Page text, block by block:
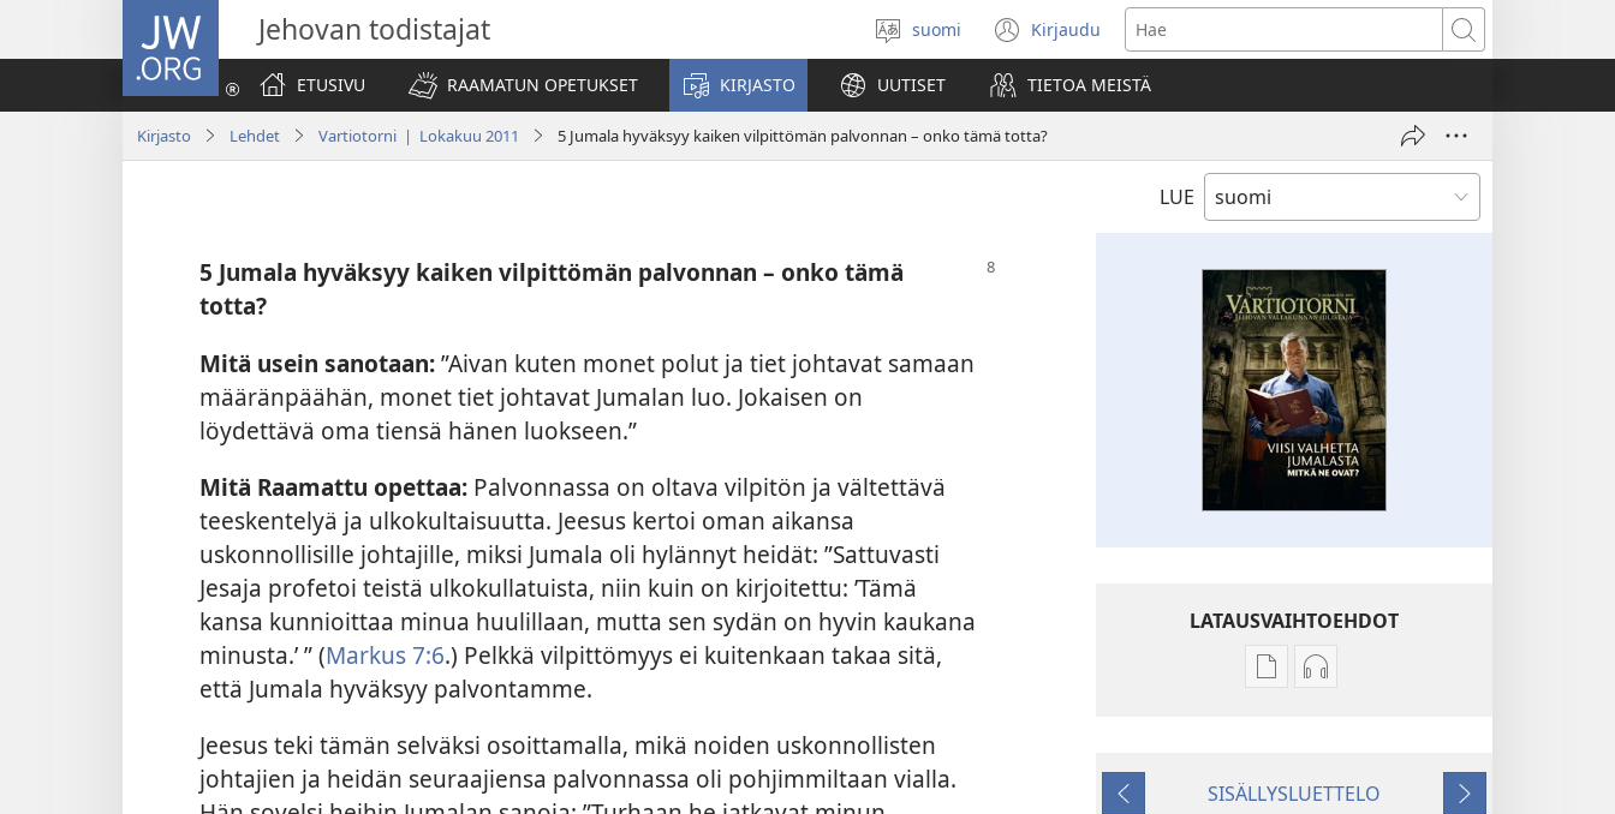
JW.ORG Jehovan todistajat
Valitse
kieli
suomi Kirjaudu
(avaa
uuden
ikkunan)
Hae
ETUSIVU
RAAMATUN OPETUKSET KIRJASTO UUTISET TIETOA MEISTÄ
Kirjasto Lehdet Vartiotorni | Lokakuu 2011 5 Jumala hyväksyy kaiken vilpittömän palvonnan – onko tämä totta?
LUE
5 Jumala hyväksyy kaiken vilpittömän palvonnan – onko tämä
totta?
Mitä usein sanotaan:”Aivan kuten monet polut ja tiet johtavat samaan
määränpäähän, monet tiet johtavat Jumalan luo. Jokaisen on
löydettävä oma tiensä hänen luokseen.”
Mitä Raamattu opettaa: Palvonnassa on oltava vilpitön ja vältettävä
teeskentelyä ja ulkokultaisuutta. Jeesus kertoi oman aikansa
uskonnollisille johtajille, miksi Jumala oli hylännyt heidät: ”Sattuvasti
Jesaja profetoi teistä ulkokullatuista, niin kuin on kirjoitettu: ’Tämä
kansa kunnioittaa minua huulillaan, mutta sen sydän on hyvin kaukana
minusta.’ ” (Markus 7:6.) Pelkkä vilpittömyys ei kuitenkaan takaa sitä,
että Jumala hyväksyy palvontamme.
Jeesus teki tämän selväksi osoittamalla, mikä noiden uskonnollisten
johtajien ja heidän seuraajiensa palvonnassa oli pohjimmiltaan vialla.
LATAUSVAIHTOEHDOT
JulkaisujenÄänitteiden
Edellinen
SISÄLLYSLUETTELO
Seuraava